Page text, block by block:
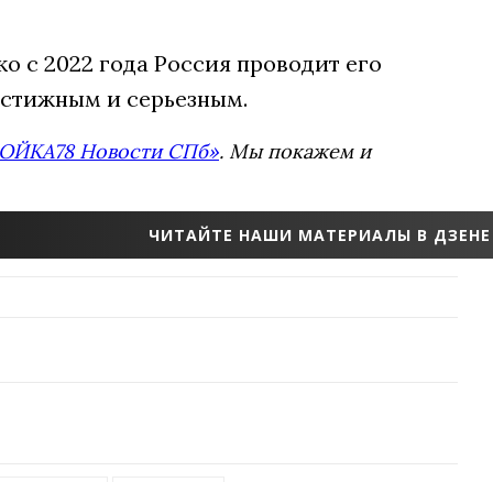
с 2022 года Россия проводит его
и серьезным.
Новости СПб». Мы покажем и
ЧИТАЙТЕ НАШИ МАТЕРИАЛЫ В ДЗЕНЕ